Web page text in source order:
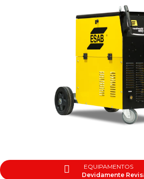
EQUIPAMENTOS
Devidamente